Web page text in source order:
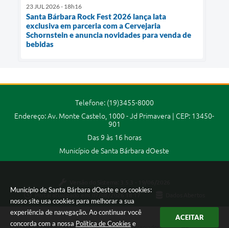
Município de Santa Bárbara dOeste e os cookies:
nosso site usa cookies para melhorar a sua
experiência de navegação. Ao continuar você
concorda com a nossa Política de Cookies e
ACEITAR
23 JUL 2026 - 18h16
Santa Bárbara Rock Fest 2026 lança lata
exclusiva em parceria com a Cervejaria
Schornstein e anuncia novidades para venda de
bebidas
Telefone: (19)3455-8000
Endereço: Av. Monte Castelo, 1000 - Jd Primavera | CEP: 13450-
901
Das 9 às 16 horas
Município de Santa Bárbara dOeste